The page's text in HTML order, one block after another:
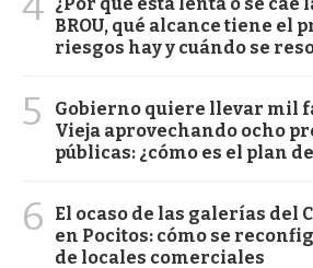
BROU, qué alcance tiene el
riesgos hay y cuándo se
5
Gobierno quiere llevar mil
Vieja aprovechando ocho
públicas: ¿cómo es el plan
6
El ocaso de las galerías del
en Pocitos: cómo se
de locales comerciales